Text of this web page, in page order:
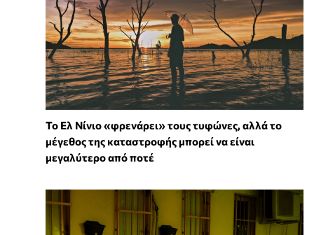
Το Ελ Νίνιο «φρενάρει» τους τυφώνες, αλλά το
μέγεθος της καταστροφής μπορεί να είναι
μεγαλύτερο από ποτέ